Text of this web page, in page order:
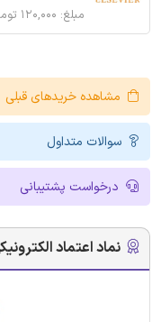
مبلغ: ۱۲۰,۰۰۰ تومان
مشاهده خریدهای قبلی
سوالات متداول
درخواست پشتیبانی
نماد اعتماد